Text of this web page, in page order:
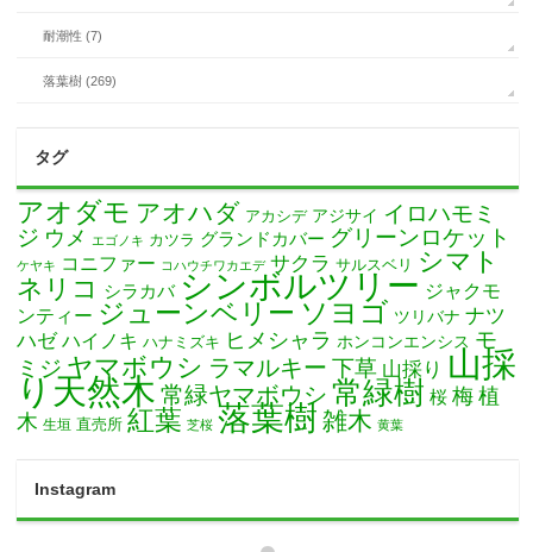
耐潮性 (7)
落葉樹 (269)
タグ
アオダモ アオハダ アカシデ アジサイ イロハモミ
ジ ウメ エゴノキ カツラ グランドカバー グリーンロケット
ケヤキ コニファー コハウチワカエデ サクラ サルスベリ シマト
ネリコ
シラカバ シンボルツリー ジャクモ
ンティー ジューンベリー ソヨゴ ツリバナ ナツ
ハゼ ハイノキ ハナミズキ ヒメシャラ ホンコンエンシス モ
ミジ ヤマボウシ ラマルキー 下草 山採り 山採
り天然木 常緑ヤマボウシ 常緑樹 桜 梅 植
木 生垣 直売所 紅葉 芝桜 落葉樹 雑木 黄葉
Instagram